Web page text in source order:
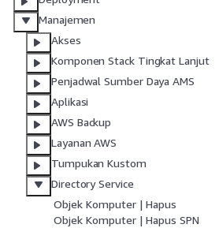
Manajemen
Akses
Komponen Stack Tingkat Lanjut
Penjadwal Sumber Daya AMS
Aplikasi
AWS Backup
Layanan AWS
Tumpukan Kustom
Directory Service
Objek Komputer | Hapus
Objek Komputer | Hapus SPN